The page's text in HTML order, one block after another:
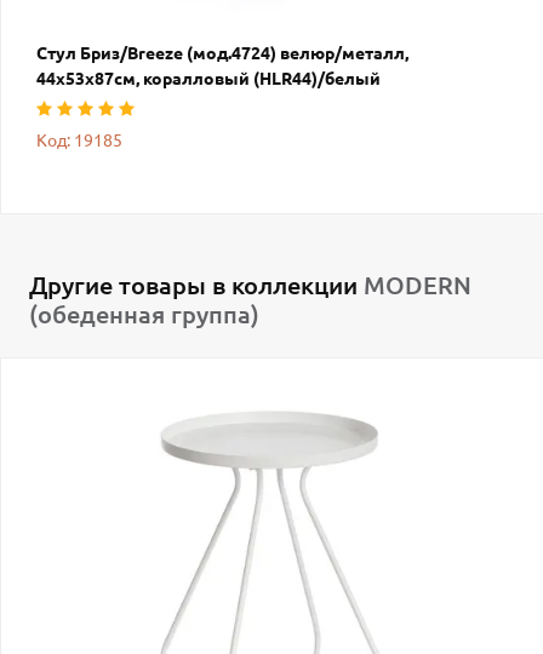
Стул Бриз/Breeze (мод.4724) велюр/металл,
44х53х87см, коралловый (HLR44)/белый
Код: 19185
Другие товары в коллекции MODERN
(обеденная группа)